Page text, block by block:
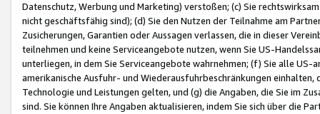
Datenschutz, Werbung und Marketing) verstoßen; (c) Sie
nicht geschäftsfähig sind); (d) Sie den Nutzen der Teilnahme am
Zusicherungen, Garantien oder Aussagen verlassen, die in dieser
teilnehmen und keine Serviceangebote nutzen, wenn Sie US-
unterliegen, in dem Sie Serviceangebote wahrnehmen; (f) Sie alle
amerikanische Ausfuhr- und Wiederausfuhrbeschränkungen
Technologie und Leistungen gelten, und (g) die Angaben, die Sie im
sind. Sie können Ihre Angaben aktualisieren, indem Sie sich über die